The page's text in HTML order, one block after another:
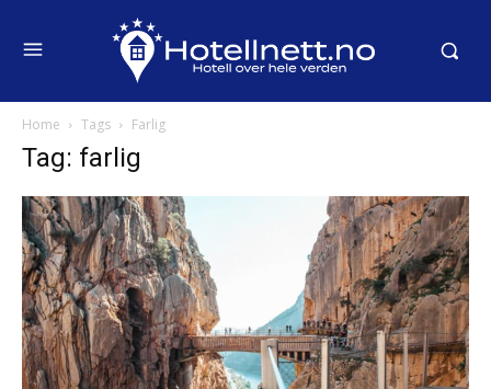
Home Tags Farlig
Tag: farlig